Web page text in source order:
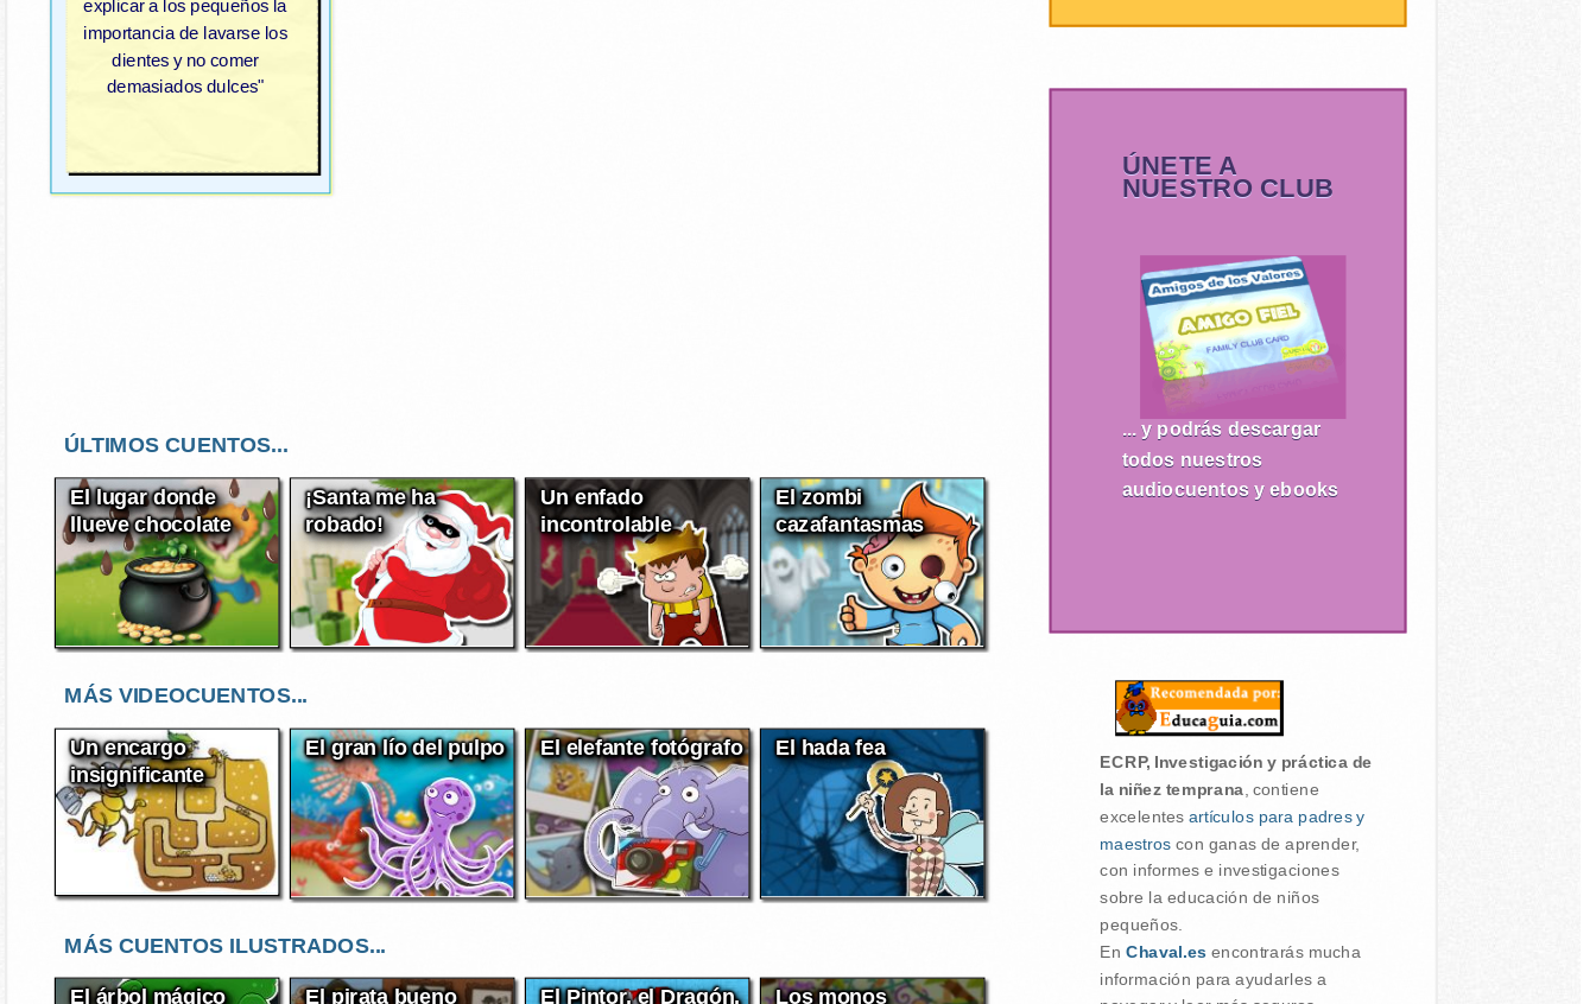
explicar a los pequeños la
importancia de lavarse los
dientes y no comer
demasiados dulces"
ÚLTIMOS CUENTOS...
El lugar donde
llueve chocolate
¡Santa me ha
robado!
Un enfado
incontrolable
El zombi
cazafantasmas
MÁS VIDEOCUENTOS...
Un encargo
insignificante
El gran lío del pulpo El elefante fotógrafo El hada fea
MÁS CUENTOS ILUSTRADOS...
El árbol mágico El pirata bueno El Pintor, el Dragón, Los monos
ÚNETE A
NUESTRO CLUB
... y podrás descargar
todos nuestros
audiocuentos y ebooks
ECRP, Investigación y práctica de
la niñez temprana, contiene
excelentes artículos para padres y
maestros con ganas de aprender,
con informes e investigaciones
sobre la educación de niños
pequeños.
En Chaval.es encontrarás mucha
información para ayudarles a